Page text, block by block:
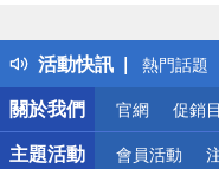
活動快訊
得獎公告
熱門話題
銀行優惠
偏遠地區
詐騙網頁
關於我們
官網 促銷
主題活動 會員活動